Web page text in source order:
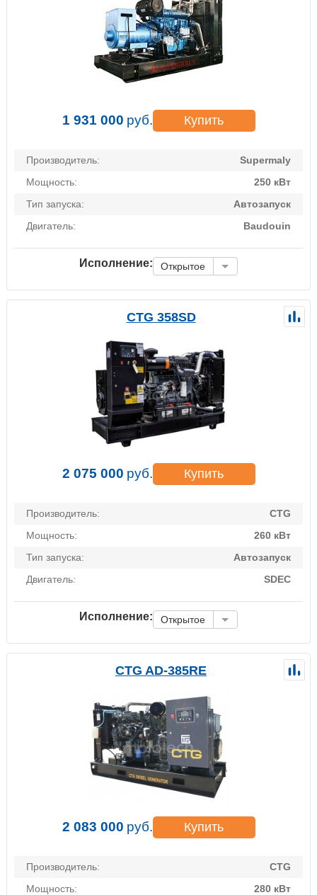
1 931 000 руб. Купить
Производитель:
Supermaly
Мощность:
250 кВт
Тип запуска:
Автозапуск
Двигатель:
Baudouin
Исполнение: Открытое
CTG 358SD
2 075 000 руб. Купить
Производитель:
CTG
Мощность:
260 кВт
Тип запуска:
Автозапуск
Двигатель:
SDEC
Исполнение: Открытое
CTG AD-385RE
2 083 000 руб. Купить
Производитель:
CTG
Мощность:
280 кВт